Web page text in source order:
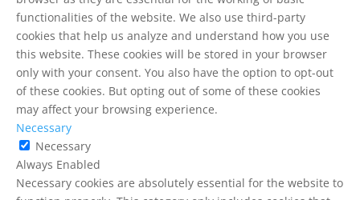
functionalities of the website. We also use third-party
cookies that help us analyze and understand how you use
this website. These cookies will be stored in your browser
only with your consent. You also have the option to opt-out
of these cookies. But opting out of some of these cookies
may affect your browsing experience.
Necessary
Necessary
Always Enabled
Necessary cookies are absolutely essential for the website to